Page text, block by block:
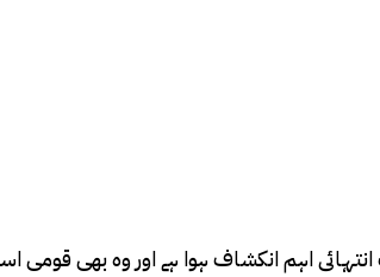
انتہائی اہم انکشاف ہوا ہے اور وہ بھی